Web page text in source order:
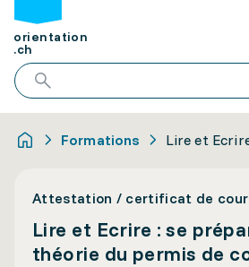
orientation
.ch
Formations Lire et
Attestation / certificat de
Lire et Ecrire : se
théorie du permis de